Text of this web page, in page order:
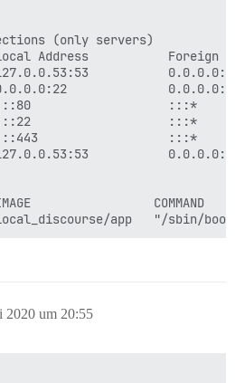
(only servers)
Local Address
0.0.0.0:*
0.0.0.0:*
:::*
:::*
:::*
IMAGE
2020 um 20:55